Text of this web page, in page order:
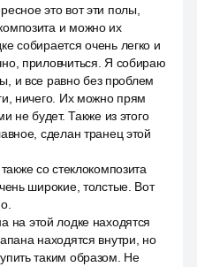
это вот эти полы,
и можно их
собирается очень легко и
приловчиться. Я собираю
и все равно без проблем
ничего. Их можно прям
не будет. Также из этого
сделан транец этой
со стеклокомпозита
широкие, толстые. Вот
на этой лодке находятся
находятся внутри, но
таким образом. Не